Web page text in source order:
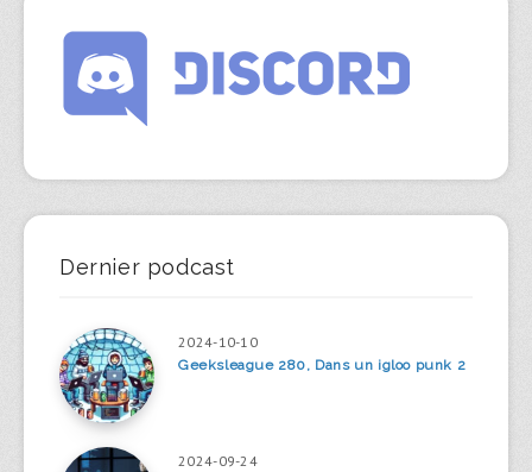
Dernier podcast
2024-10-10
Geeksleague 280, Dans un igloo punk 2
2024-09-24